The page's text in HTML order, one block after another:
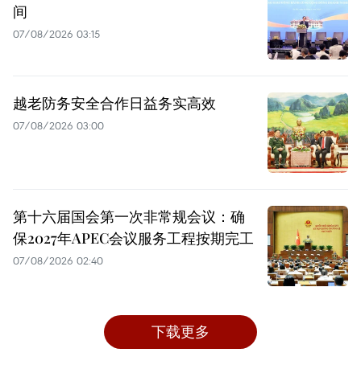
间
07/08/2026 03:15
越老防务安全合作日益务实高效
07/08/2026 03:00
第十六届国会第一次非常规会议：确
保2027年APEC会议服务工程按期完工
07/08/2026 02:40
下载更多